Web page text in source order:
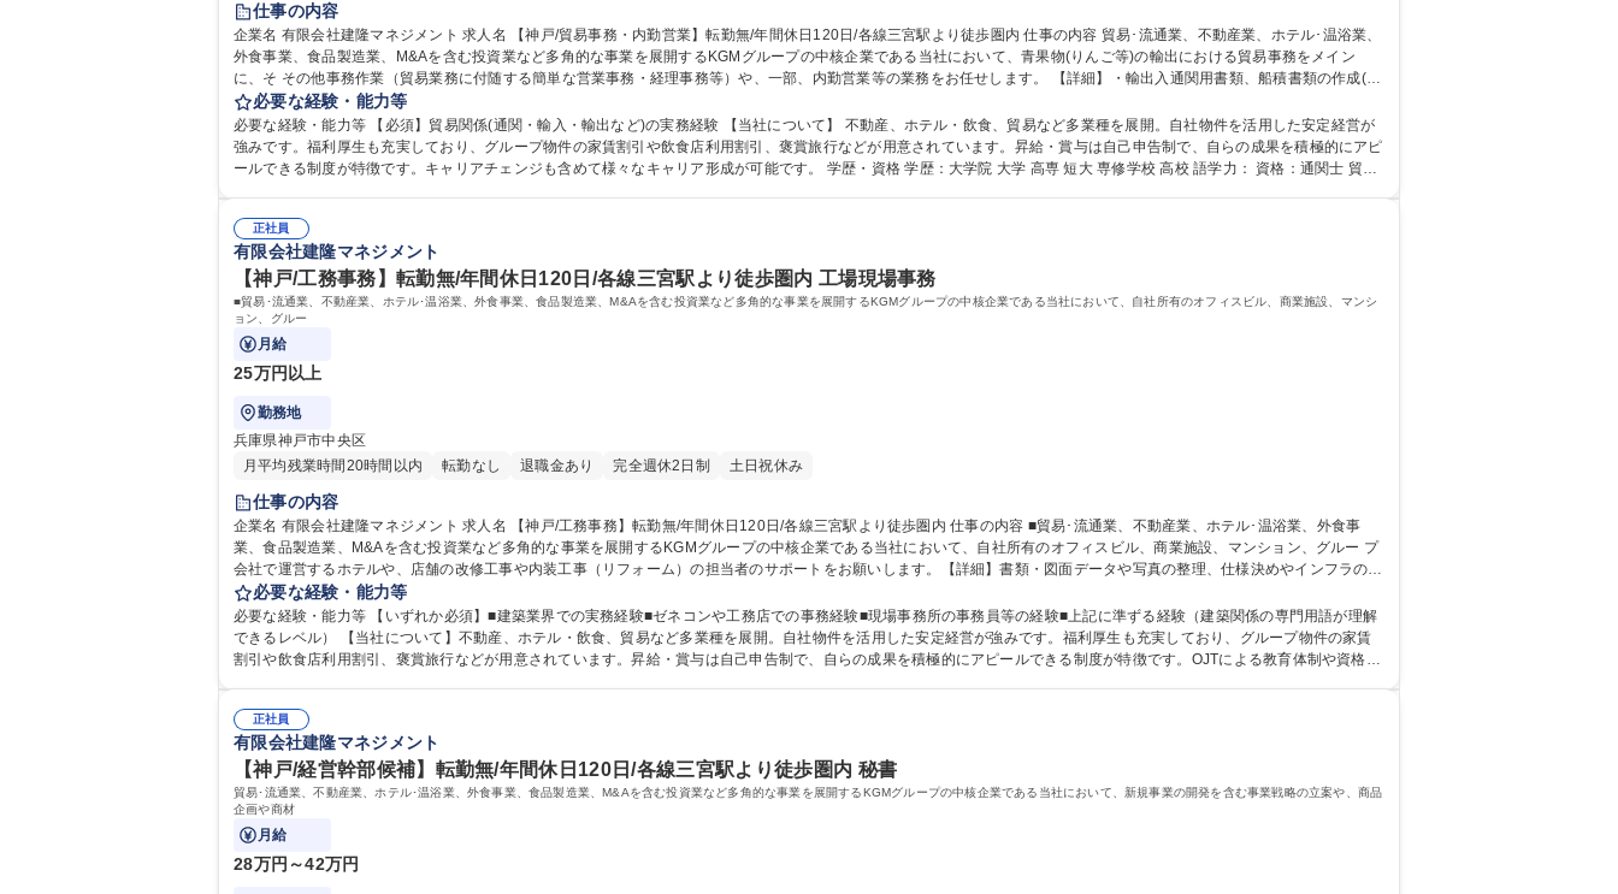
仕事の内容
企業名 有限会社建隆マネジメント 求人名 【神戸/貿易事務・内勤営業】転勤無/年間休日120日/各線三宮駅より徒歩圏内 仕事の内容 貿易･流通業、不動産業、ホテル･温浴業、
外食事業、食品製造業、M&Aを含む投資業など多角的な事業を展開するKGMグループの中核企業である当社において、青果物(りんご等)の輸出における貿易事務をメイン
に、そ その他事務作業（貿易業務に付随する簡単な営業事務・経理事務等）や、一部、内勤営業等の業務をお任せします。 【詳細】・輸出入通関用書類、船積書類の作成(Ki
ntoneを使用します)・海外顧客へのメール・ブッキング業務・仕入れやフレイト等の支払い業務・入金確認・営業サポート業務(受注メール確認、発注書作成、書類作成他)等
募集職種 【神戸/貿易事務・内勤営業】転勤無/年間休日120日/各線三宮駅より徒歩圏内
必要な経験・能力等
必要な経験・能力等 【必須】貿易関係(通関・輸入・輸出など)の実務経験 【当社について】 不動産、ホテル・飲食、貿易など多業種を展開。自社物件を活用した安定経営が
強みです。福利厚生も充実しており、グループ物件の家賃割引や飲食店利用割引、褒賞旅行などが用意されています。昇給・賞与は自己申告制で、自らの成果を積極的にアピ
ールできる制度が特徴です。キャリアチェンジも含めて様々なキャリア形成が可能です。 学歴・資格 学歴：大学院 大学 高専 短大 専修学校 高校 語学力： 資格：通関士 貿易
正社員
有限会社建隆マネジメント
【神戸/工務事務】転勤無/年間休日120日/各線三宮駅より徒歩圏内 工場現場事務
■貿易･流通業、不動産業、ホテル･温浴業、外食事業、食品製造業、M&Aを含む投資業など多角的な事業を展開するKGMグループの中核企業である当社において、自社所有のオフィスビル、商業施設、マンシ
ョン、グルー
月給
25万円以上
勤務地
兵庫県神戸市中央区
月平均残業時間20時間以内
転勤なし 退職金あり 完全週休2日制 土日祝休み
仕事の内容
企業名 有限会社建隆マネジメント 求人名 【神戸/工務事務】転勤無/年間休日120日/各線三宮駅より徒歩圏内 仕事の内容 ■貿易･流通業、不動産業、ホテル･温浴業、外食事
業、食品製造業、M&Aを含む投資業など多角的な事業を展開するKGMグループの中核企業である当社において、自社所有のオフィスビル、商業施設、マンション、グルー プ
会社で運営するホテルや、店舗の改修工事や内装工事（リフォーム）の担当者のサポートをお願いします。【詳細】書類・図面データや写真の整理、仕様決めやインフラの開
栓手続き、それらに紐づく社内調整など、メインの担当者の補助業務からスタートし、徐々に施工管理等の実務も習得いただくキャリアプランを考えています。将来的に工事
費用の概算業務や、見積の査定業務などもご担当頂く予定です。 募集職種 【神戸/工務事務】転勤無/年間休日120日/各線三宮駅より徒歩圏内
必要な経験・能力等
必要な経験・能力等 【いずれか必須】■建築業界での実務経験■ゼネコンや工務店での事務経験■現場事務所の事務員等の経験■上記に準ずる経験（建築関係の専門用語が理解
できるレベル） 【当社について】不動産、ホテル・飲食、貿易など多業種を展開。自社物件を活用した安定経営が強みです。福利厚生も充実しており、グループ物件の家賃
割引や飲食店利用割引、褒賞旅行などが用意されています。昇給・賞与は自己申告制で、自らの成果を積極的にアピールできる制度が特徴です。OJTによる教育体制や資格取
正社員
有限会社建隆マネジメント
【神戸/経営幹部候補】転勤無/年間休日120日/各線三宮駅より徒歩圏内 秘書
貿易･流通業、不動産業、ホテル･温浴業、外食事業、食品製造業、M&Aを含む投資業など多角的な事業を展開するKGMグループの中核企業である当社において、新規事業の開発を含む事業戦略の立案や、商品
企画や商材
月給
28万円～42万円